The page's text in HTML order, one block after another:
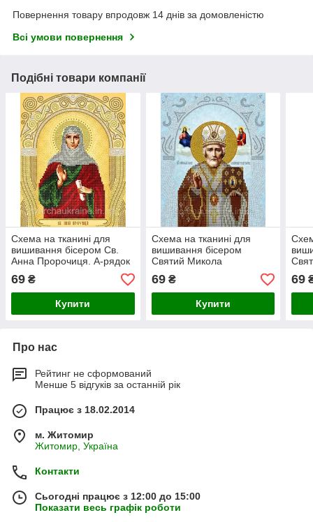
Повернення товару впродовж 14 днів за домовленістю
Всі умови повернення
Подібні товари компанії
Схема на тканині для
вишивання бісером Св.
Анна Пророчиця. А-рядок
69 ₴
Купити
Схема на тканині для
вишивання бісером
Святий Микола
Чудотворець. А-рядок
69₴
Купити
А-
69
Про нас
Рейтинг не сформований
Менше 5 відгуків за останній рік
Працює з 18.02.2014
м. Житомир
Житомир, Україна
Контакти
Сьогодні працює з 12:00 до 15:00
Показати весь графік роботи